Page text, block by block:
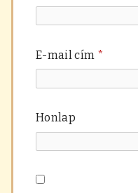
E-mail cím *
Honlap